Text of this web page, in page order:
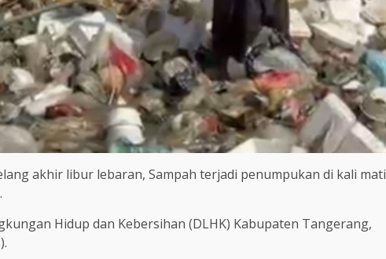
akhir libur lebaran, Sampah terjadi penumpukan di kali mati
Hidup dan Kebersihan (DLHK) Kabupaten Tangerang,